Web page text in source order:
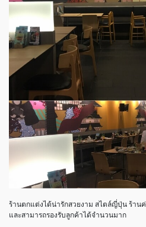
ร้านตกแต่งได้น่ารักสวยงาม สไตล์ญี่ปุ่น ร้าน
และสามารถรองรับลูกค้าได้จำนวนมาก